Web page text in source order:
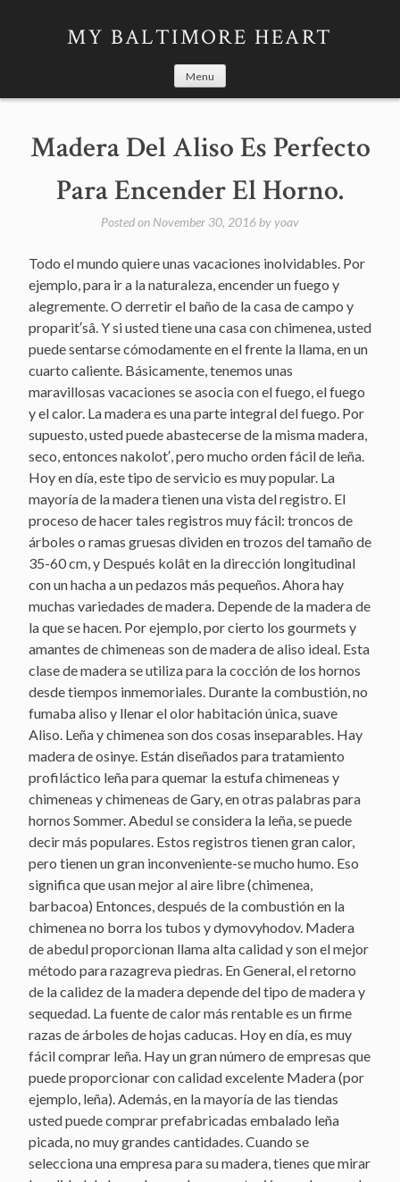
MY BALTIMORE HEART
Menu
Madera Del Aliso Es Perfecto
Para Encender El Horno.
Posted on November 30, 2016 byyoav
Todo el mundo quiere unas vacaciones inolvidables. Por
ejemplo, para ir a la naturaleza, encender un fuego y
alegremente. O derretir el baño de la casa de campo y
proparit′sâ. Y si usted tiene una casa con chimenea, usted
puede sentarse cómodamente en el frente la llama, en un
cuarto caliente. Básicamente, tenemos unas
maravillosas vacaciones se asocia con el fuego, el fuego
y el calor. La madera es una parte integral del fuego. Por
supuesto, usted puede abastecerse de la misma madera,
seco, entonces nakolot′, pero mucho orden fácil de leña.
Hoy en día, este tipo de servicio es muy popular. La
mayoría de la madera tienen una vista del registro. El
proceso de hacer tales registros muy fácil: troncos de
árboles o ramas gruesas dividen en trozos del tamaño de
35-60 cm, y Después kolât en la dirección longitudinal
con un hacha a un pedazos más pequeños. Ahora hay
muchas variedades de madera. Depende de la madera de
la que se hacen. Por ejemplo, por cierto los gourmets y
amantes de chimeneas son de madera de aliso ideal. Esta
clase de madera se utiliza para la cocción de los hornos
desde tiempos inmemoriales. Durante la combustión, no
fumaba aliso y llenar el olor habitación única, suave
Aliso. Leña y chimenea son dos cosas inseparables. Hay
madera de osinye. Están diseñados para tratamiento
profiláctico leña para quemar la estufa chimeneas y
chimeneas y chimeneas de Gary, en otras palabras para
hornos Sommer. Abedul se considera la leña, se puede
decir más populares. Estos registros tienen gran calor,
pero tienen un gran inconveniente-se mucho humo. Eso
significa que usan mejor al aire libre (chimenea,
barbacoa) Entonces, después de la combustión en la
chimenea no borra los tubos y dymovyhodov. Madera
de abedul proporcionan llama alta calidad y son el mejor
método para razagreva piedras. En General, el retorno
de la calidez de la madera depende del tipo de madera y
sequedad. La fuente de calor más rentable es un firme
razas de árboles de hojas caducas. Hoy en día, es muy
fácil comprar leña. Hay un gran número de empresas que
puede proporcionar con calidad excelente Madera (por
ejemplo, leña). Además, en la mayoría de las tiendas
usted puede comprar prefabricadas embalado leña
picada, no muy grandes cantidades. Cuando se
selecciona una empresa para su madera, tienes que mirar